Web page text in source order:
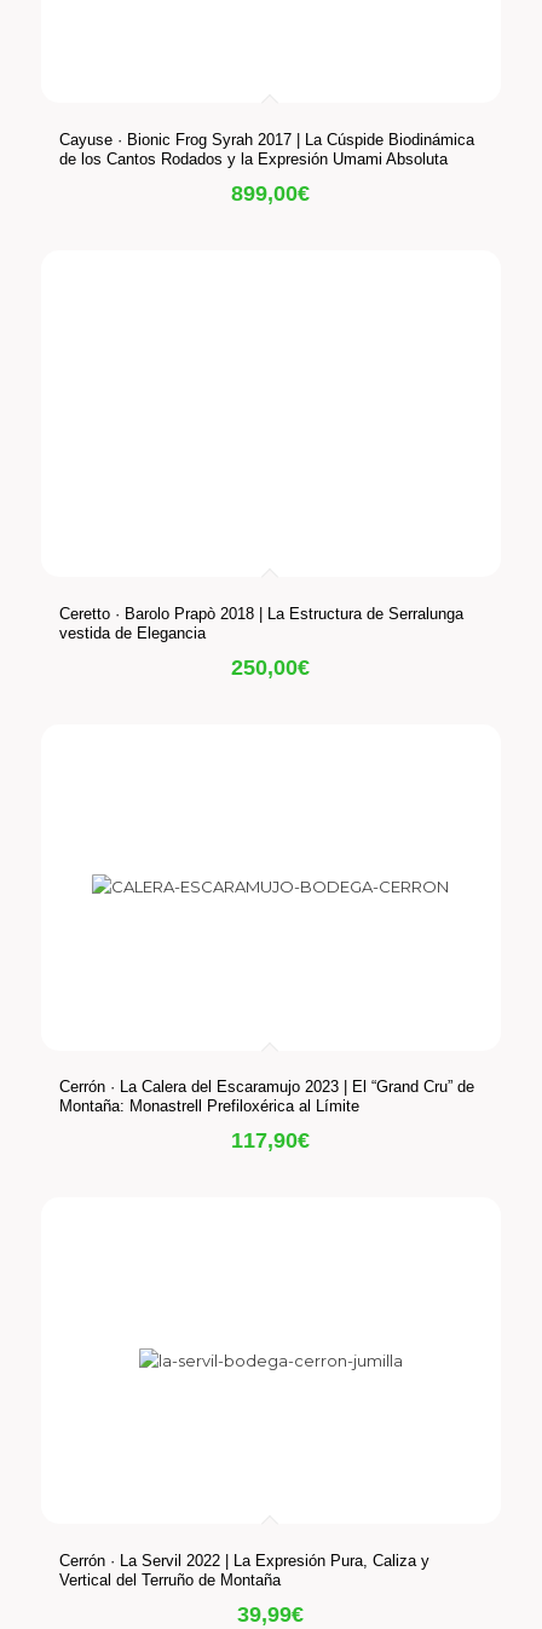
Cayuse · Bionic Frog Syrah 2017 | La Cúspide Biodinámica
de los Cantos Rodados y la Expresión Umami Absoluta
899,00€
Ceretto · Barolo Prapò 2018 | La Estructura de Serralunga
vestida de Elegancia
250,00€
Cerrón · La Calera del Escaramujo 2023 | El “Grand Cru” de
Montaña: Monastrell Prefiloxérica al Límite
117,90€
Cerrón · La Servil 2022 | La Expresión Pura, Caliza y
Vertical del Terruño de Montaña
39,99€